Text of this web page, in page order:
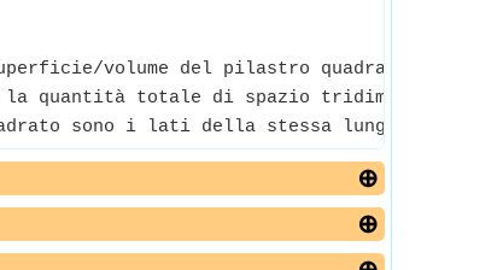
volume del pilastro quadrato è la
quantità totale di spazio tridimensionale
sono i lati della stessa lunghezza che